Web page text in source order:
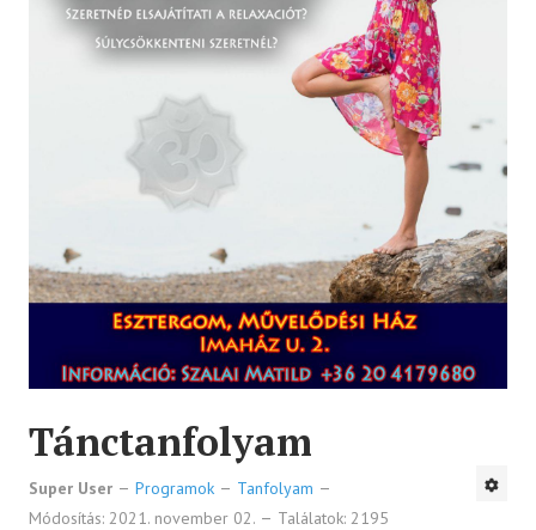
Tánctanfolyam
Super User Programok
Tanfolyam
Módosítás: 2021. november 02.
Találatok: 2195